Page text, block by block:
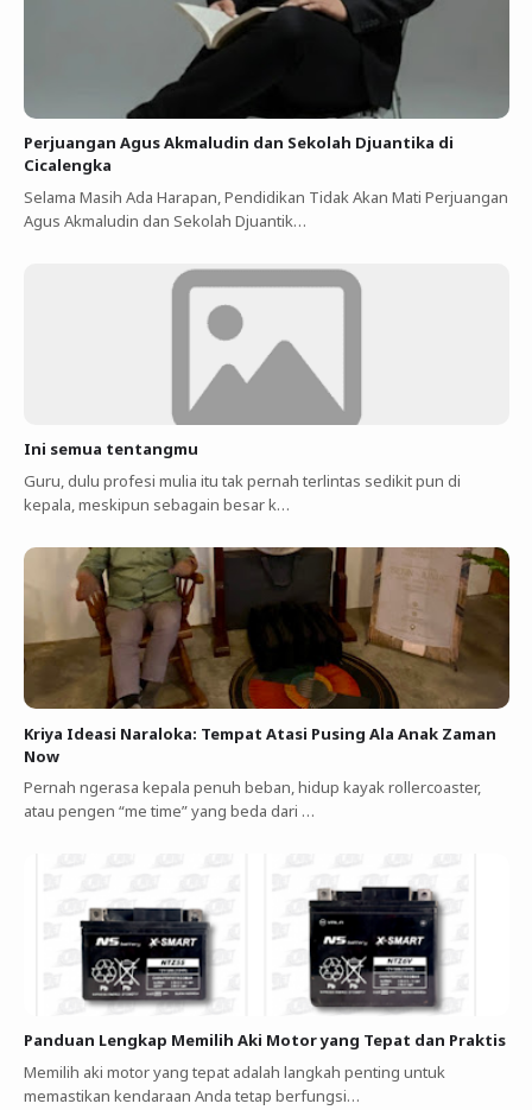
Perjuangan Agus Akmaludin dan Sekolah Djuantika di
Cicalengka
Selama Masih Ada Harapan, Pendidikan Tidak Akan Mati Perjuangan
Agus Akmaludin dan Sekolah Djuantik…
Ini semua tentangmu
Guru, dulu profesi mulia itu tak pernah terlintas sedikit pun di
kepala, meskipun sebagain besar k…
Kriya Ideasi Naraloka: Tempat Atasi Pusing Ala Anak Zaman
Now
Pernah ngerasa kepala penuh beban, hidup kayak rollercoaster,
atau pengen “me time” yang beda dari …
Panduan Lengkap Memilih Aki Motor yang Tepat dan Praktis
Memilih aki motor yang tepat adalah langkah penting untuk
memastikan kendaraan Anda tetap berfungsi…